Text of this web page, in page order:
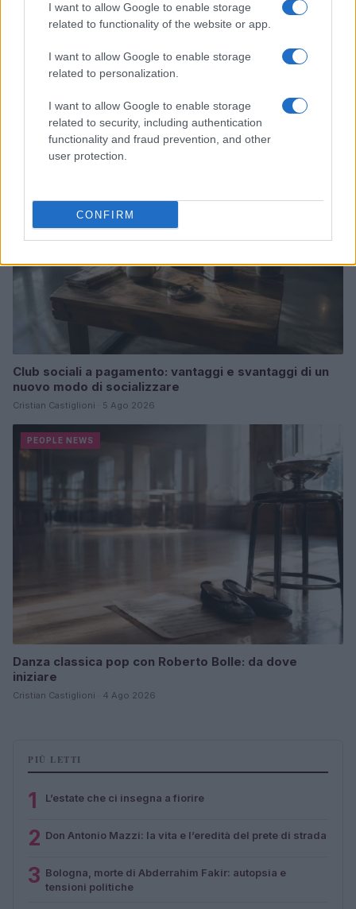
I want to allow Google to enable storage
related to functionality of the website or app.
I want to allow Google to enable storage
related to personalization.
I want to allow Google to enable storage
related to security, including authentication
functionality and fraud prevention, and other
user protection.
CONFIRM
La sfida di ResQ per riprendere le operazioni di
Cristian Castiglioni · 6 Ago 2026
Club sociali a pagamento: vantaggi e svantaggi di un
nuovo modo di socializzare
Cristian Castiglioni · 5 Ago 2026
PEOPLE NEWS
Danza classica pop con Roberto Bolle: da dove
iniziare
Cristian Castiglioni · 4 Ago 2026
PIÙ LETTI
1 L’estate che ci insegna a fiorire
2 Don Antonio Mazzi: la vita e l’eredità del prete di strada
3 Bologna, morte di Abderrahim Fakir: autopsia e
tensioni politiche